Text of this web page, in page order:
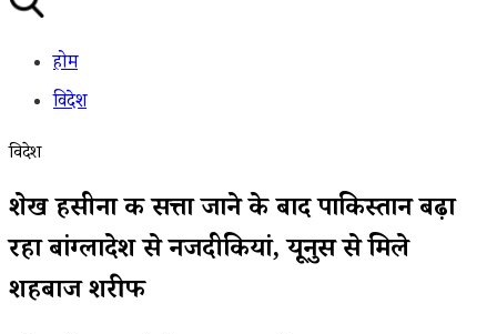
होम
विदेश
विदेश
शेख हसीना की सत्ता जाने के बाद पाकिस्तान बढ़ा
रहा बांग्लादेश से नजदीकियां, यूनुस से मिले
शहबाज शरीफ